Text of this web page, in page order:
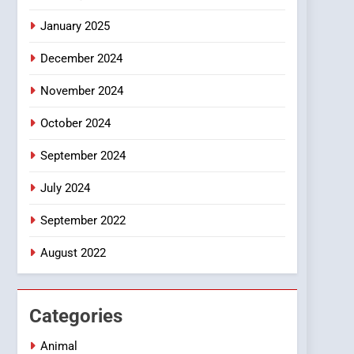
January 2025
December 2024
November 2024
October 2024
September 2024
July 2024
September 2022
August 2022
Categories
Animal